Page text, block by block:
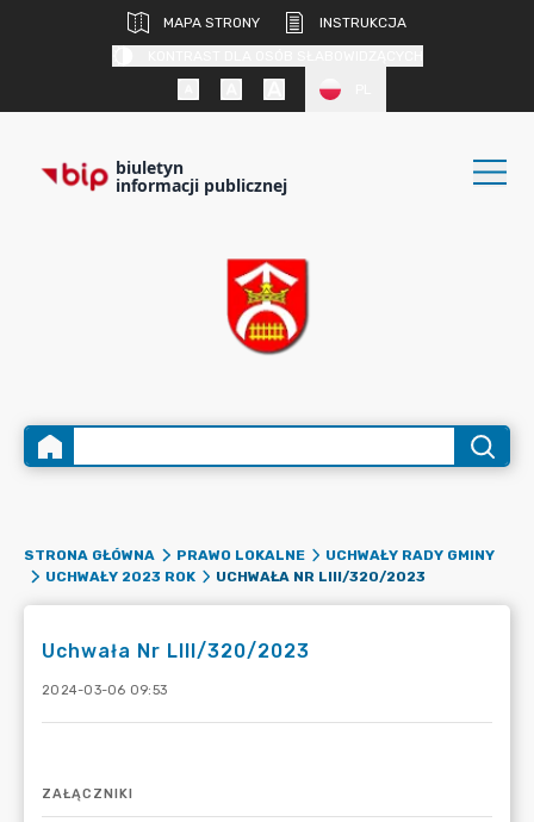
MAPA STRONY
INSTRUKCJA
biuletyn
informacji publicznej
STRONA GŁÓWNA PRAWO LOKALNE
UCHWAŁY RADY GMINY
UCHWAŁY 2023 ROK
UCHWAŁA NR LIII/320/2023
Uchwała Nr LIII/320/2023
2024-03-06 09:53
ZAŁĄCZNIKI